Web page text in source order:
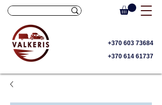
+370 603 73684
+370 614 61737